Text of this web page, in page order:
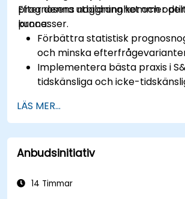
prognosens noggrannhet och
processer.
Efter denna utbildning kommer
kunna:
Förbättra statistisk
och minska
Implementera bästa praxis i
tidskänsliga och icke-
dataanalys för
Optimerar tvärfunktionell
försäljning, operation och
Utnyttja digitala verktyg för
LÄS MER...
Anbudsinitiativ
14 Timmar